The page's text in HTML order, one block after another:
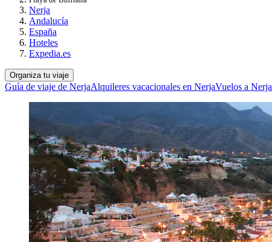
Nerja
Andalucía
España
Hoteles
Expedia.es
Organiza tu viaje
Guía de viaje de NerjaAlquileres vacacionales en NerjaVuelos a Nerja